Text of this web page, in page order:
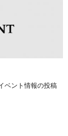
ベント情報の投稿